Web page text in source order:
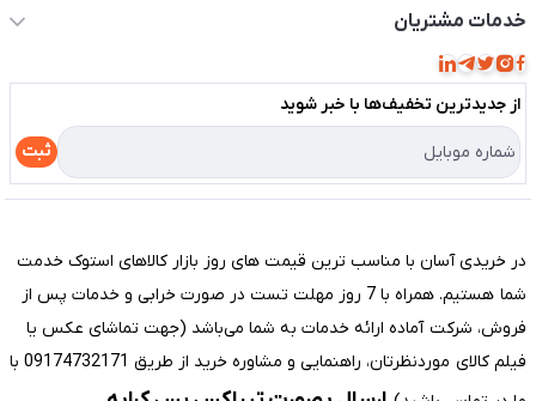
حساب کاربری
مجله فروشگاه
لیست محصولات
درباره ما
تماس با ما
خدمات مشتریان
قوانین و مقررات
حریم خصوصی
راهنما
از جدید‌ترین تخفیف‌ها با‌ خبر شوید
ثبت
در خریدی آسان با مناسب ترین قیمت های روز بازار کالاهای استوک خدمت
شما هستیم. همراه با 7 روز مهلت تست در صورت خرابی و خدمات پس از
فروش، شرکت آماده ارائه خدمات به شما می‌باشد (جهت تماشای عکس یا
فیلم کالای موردنظرتان، راهنمایی و مشاوره خرید از طریق 09174732171 با